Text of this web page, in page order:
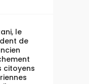
le
de
citoyens